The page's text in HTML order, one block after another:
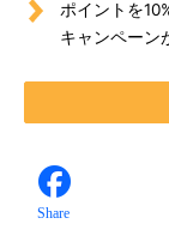
ポイントを
キャンペーン
Share